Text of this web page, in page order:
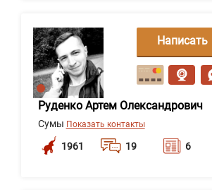
Руденко Артем Олександрович
Сумы Показать контакты
1961 19 6
Написать
сообщение